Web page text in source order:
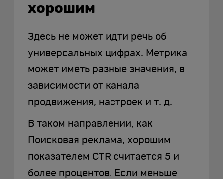
хорошим
Здесь не может идти речь об
универсальных цифрах. Метрика
может иметь разные значения, в
зависимости от канала
продвижения, настроек и т. д.
В таком направлении, как
Поисковая реклама, хорошим
показателем CTR считается 5 и
более процентов. Если меньше